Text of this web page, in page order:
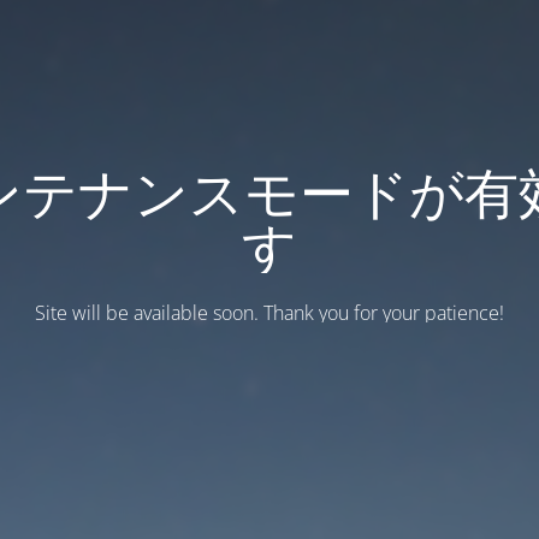
テナンスモードが有
す
Site will be available soon. Thank you for your patience!